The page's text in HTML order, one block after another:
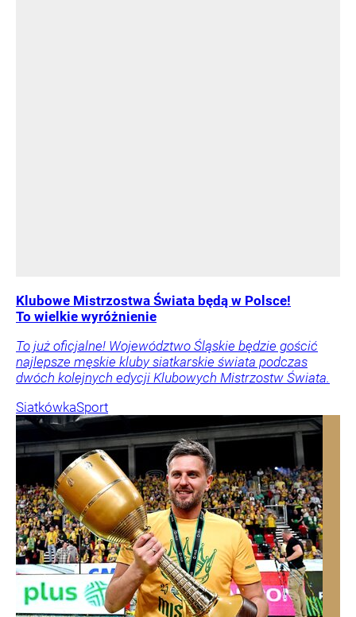
Klubowe Mistrzostwa Świata będą w Polsce!
To wielkie wyróżnienie
To już oficjalne! Województwo Śląskie będzie gościć
najlepsze męskie kluby siatkarskie świata podczas
dwóch kolejnych edycji Klubowych Mistrzostw Świata.
SiatkówkaSport